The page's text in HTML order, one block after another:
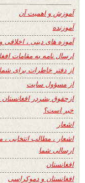
آموزش و اهمیت آن
آموزنده
آموزه های دینی ، اخلاقی
ارسال نامه به مقامات
از دفتر خاطرات برای شما
از مسؤول سایت
ازحقوق بشردر
خبر است؟
اشعار
اشعار ، مطالب انتخابی ،
ارسالی شما
افغانستان
افغانستان و دموکراسی